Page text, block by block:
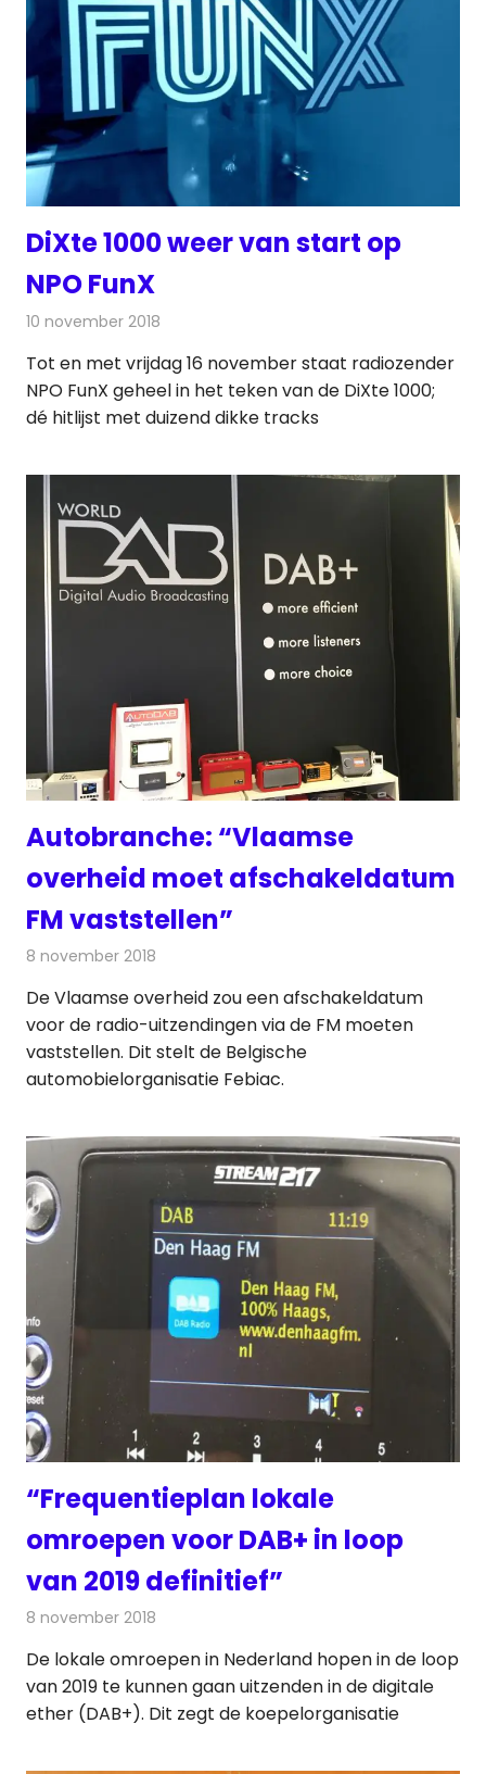
DiXte 1000 weer van start op
NPO FunX
10 november 2018
Tot en met vrijdag 16 november staat radiozender
NPO FunX geheel in het teken van de DiXte 1000;
dé hitlijst met duizend dikke tracks
Autobranche: “Vlaamse
overheid moet afschakeldatum
FM vaststellen”
8 november 2018
De Vlaamse overheid zou een afschakeldatum
voor de radio-uitzendingen via de FM moeten
vaststellen. Dit stelt de Belgische
automobielorganisatie Febiac.
“Frequentieplan lokale
omroepen voor DAB+ in loop
van 2019 definitief”
8 november 2018
De lokale omroepen in Nederland hopen in de loop
van 2019 te kunnen gaan uitzenden in de digitale
ether (DAB+). Dit zegt de koepelorganisatie